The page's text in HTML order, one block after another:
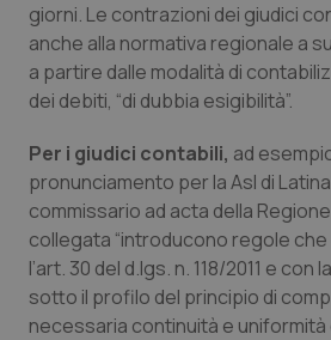
Calabria
Campania
Emilia-Romagna
Friuli Venezia Giulia
Lazio
Liguria
Asma & BPCO
Car-T
Colesterolo &
Dermatite Atopica
Diabete & glucometri
Disturbi dell’umore
giorni. Le contrazioni dei giudici
anche alla normativa regionale a
a partire dalle modalità di
dei debiti, “di dubbia esigibilità”.
Per i giudici contabili, ad
pronunciamento per la Asl di
commissario ad acta della
collegata “introducono regole
l’art. 30 del d.lgs. n. 118/2011 e con
sotto il profilo del principio di
necessaria continuità e